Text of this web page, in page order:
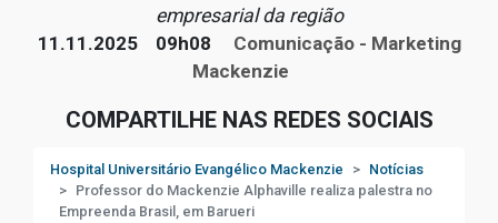
empresarial da região
11.11.2025
09h08
Comunicação - Marketing
Mackenzie
COMPARTILHE NAS REDES SOCIAIS
Hospital Universitário Evangélico Mackenzie
Notícias
Professor do Mackenzie Alphaville realiza palestra no
Empreenda Brasil, em Barueri